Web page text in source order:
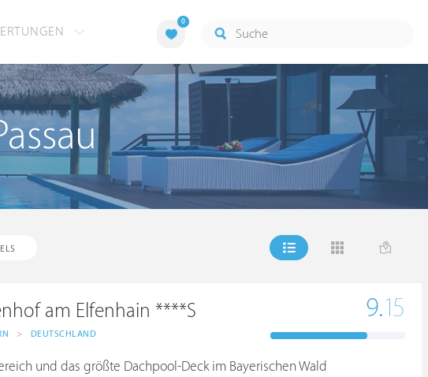
0
am Elfenhain ****S
> DEUTSCHLAND
9.15
und das größte Dachpool-Deck im Bayerischen Wald